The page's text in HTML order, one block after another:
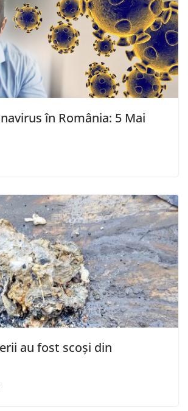
în România: 5 Mai
au fost scoși din